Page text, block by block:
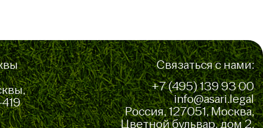
Связаться с нами:
+7 (495) 139 93 00
info@asari.legal
Россия, 127051, Москва,
Цветной бульвар, дом 2,